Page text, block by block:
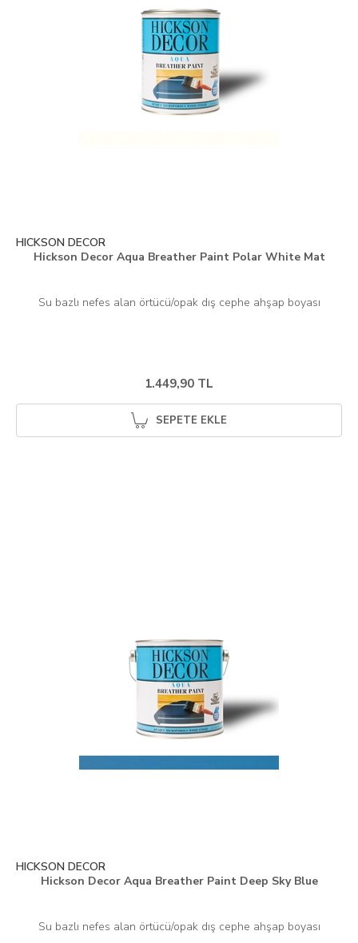
HICKSON DECOR
Hickson Decor Aqua Breather Paint Polar White Mat
1.449,90 TL
SEPETE EKLE
HICKSON DECOR
Hickson Decor Aqua Breather Paint Deep Sky Blue